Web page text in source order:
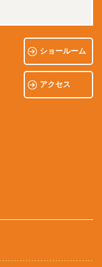
ショールーム
アクセス